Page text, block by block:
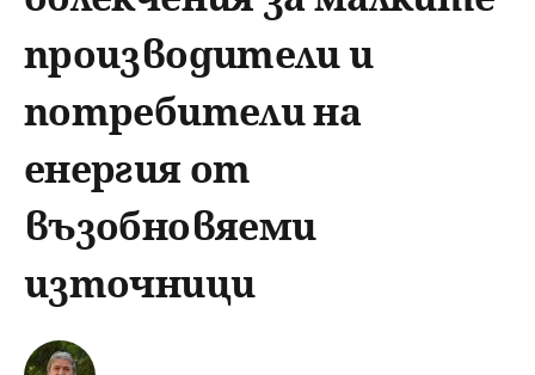
н
ю
ъ
р
с
е
н
u
производители и
потребители на
енергия от
възобновяеми
източници